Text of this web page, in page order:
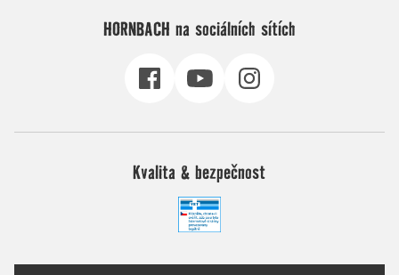
HORNBACH na sociálních sítích
Kvalita & bezpečnost